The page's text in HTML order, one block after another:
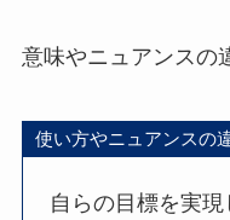
意味やニュアンスの
使い方やニュアンスの
自らの目標を実